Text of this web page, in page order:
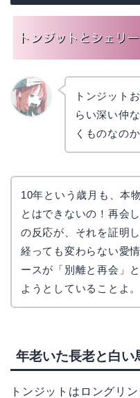
トンジット
らい深い仲
くものなのか
10年という歳月も、本
とはできないの！再会
の反応が、それを証明
経っても変わらない愛
ースが「別離と再会」
ようとしていることよ。
年老いた長老と白い
トンジットはロングリ